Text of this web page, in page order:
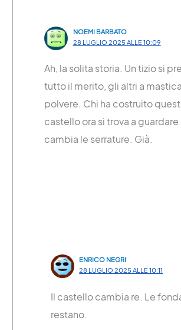
NOEMI BARBATO
28 LUGLIO 2025 ALLE 10:09
Ah, la solita storia. Un tizio si
tutto il merito, gli altri a
polvere. Chi ha costruito
castello ora si trova a guardare
cambia le serrature. Già.
ENRICO NEGRI
28 LUGLIO 2025 ALLE 10:11
Il castello cambia re. Le
restano.